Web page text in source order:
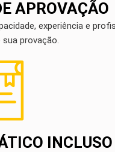
APROVAÇÃO
experiência e
provação.
INCLUSO